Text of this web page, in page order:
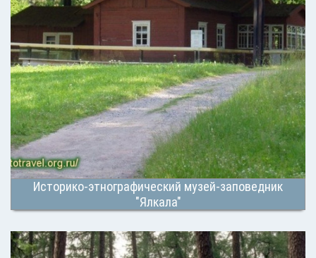
Историко-этнографический музей-заповедник
"Ялкала"